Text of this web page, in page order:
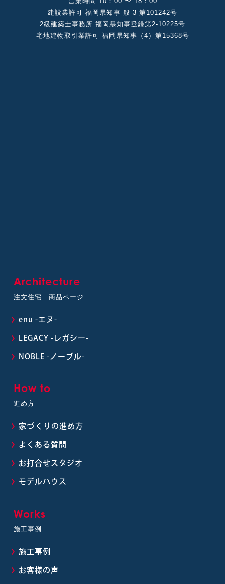
建設業許可 福岡県知事 般-3 第101242号
2級建築⼠事務所 福岡県知事登録第2-10225号
宅地建物取引業許可 福岡県知事（4）第15368号
Architecture
注文住宅 商品ページ
enu -エヌ-
LEGACY -レガシー-
NOBLE -ノーブル-
How to
進め方
家づくりの進め方
よくある質問
お打合せスタジオ
モデルハウス
Works
施工事例
施工事例
お客様の声